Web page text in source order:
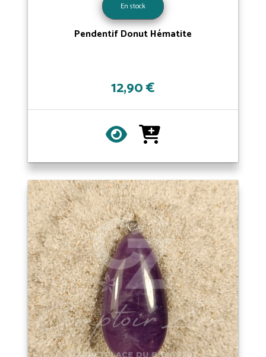
En stock
Pendentif Donut Hématite
12,90 €